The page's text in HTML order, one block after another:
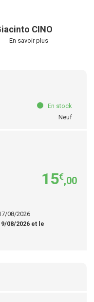
CINO
En savoir plus
En stock
Neuf
15€,00
08/2026
08/2026 et le